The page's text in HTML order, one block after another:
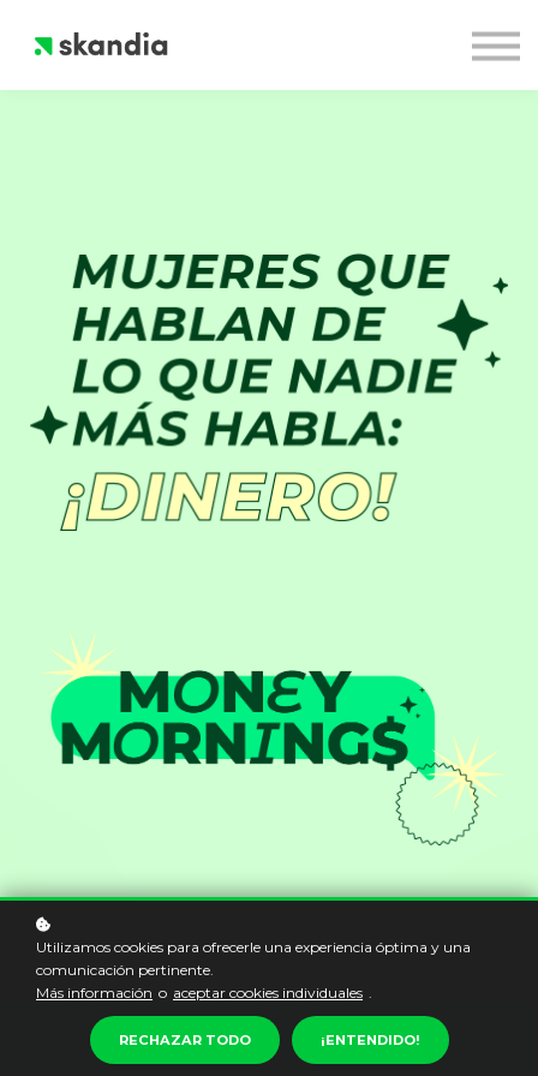
Quiénes Somos
Utilizamos cookies para ofrecerle una experiencia óptima y una
comunicación pertinente.
Más información o aceptar cookies individuales .
RECHAZAR TODO ¡ENTENDIDO!